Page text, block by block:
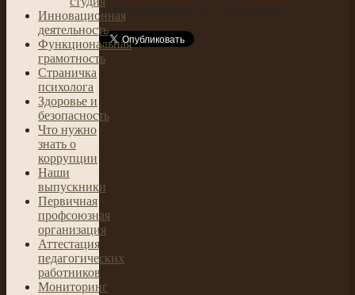
воспитанников 9 – х классов.
Инновационная
деятельность
Функциональная
грамотность
Страничка
психолога
Здоровье и
безопасность
Что нужно
знать о
коррупции
Наши
выпускники
Первичная
профсоюзная
организация
Аттестация
педагогических
работников
Мониторинг